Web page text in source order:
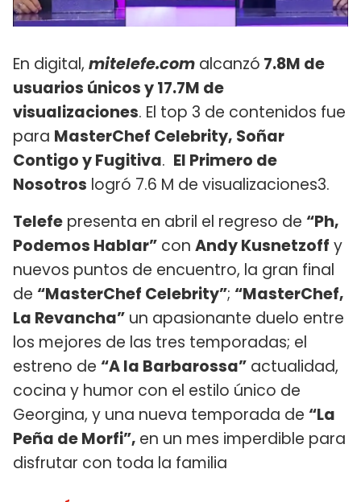
En digital, mitelefe.com alcanzó 7.8M de
usuarios únicos y 17.7M de
visualizaciones. El top 3 de contenidos fue
para MasterChef Celebrity, Soñar
Contigo y Fugitiva. El Primero de
Nosotros logró 7.6 M de visualizaciones3.
Telefe presenta en abril el regreso de “Ph,
Podemos Hablar” con AndyKusnetzoff y
nuevos puntos de encuentro, la gran final
de “MasterChef Celebrity”; “MasterChef,
La Revancha” un apasionante duelo entre
los mejores de las tres temporadas; el
estreno de “A la Barbarossa” actualidad,
cocina y humor con el estilo único de
Georgina, y una nueva temporada de “La
Peña de Morfi”, en un mes imperdible para
disfrutar con toda la familia